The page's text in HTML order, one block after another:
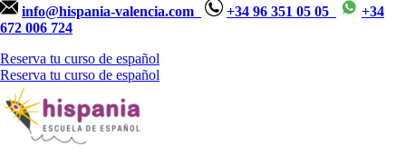
info@hispania-valencia.com +34 96 351 05 05
+34
672 006 724
Reserva tu curso de español
Reserva tu curso de español